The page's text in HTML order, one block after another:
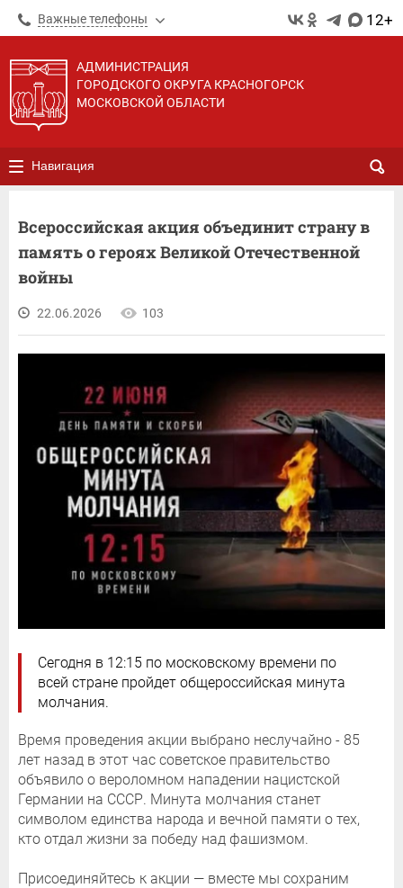
Важные телефоны 12+
АДМИНИСТРАЦИЯ
ГОРОДСКОГО ОКРУГА КРАСНОГОРСК
МОСКОВСКОЙ ОБЛАСТИ
Навигация
Всероссийская акция объединит страну в
память о героях Великой Отечественной
войны
22.06.2026 103
Сегодня в 12:15 по московскому времени по
всей стране пройдет общероссийская минута
молчания.
Время проведения акции выбрано неслучайно - 85
лет назад в этот час советское правительство
объявило о вероломном нападении нацистской
Германии на СССР. Минута молчания станет
символом единства народа и вечной памяти о тех,
кто отдал жизни за победу над фашизмом.
Присоединяйтесь к акции — вместе мы сохраним